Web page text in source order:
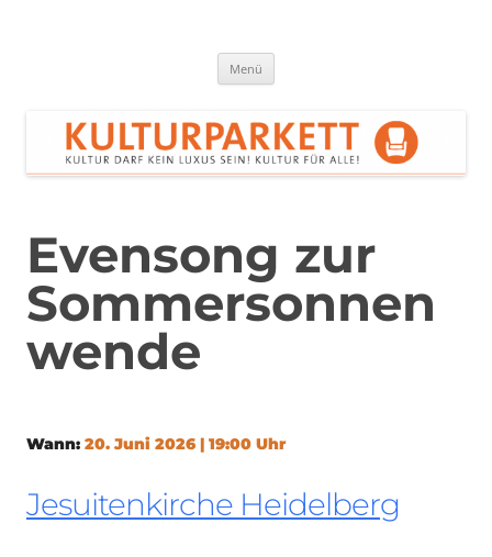
Menü
Evensong zur
Sommersonnen
wende
Wann: 20. Juni 2026 | 19:00 Uhr
Jesuitenkirche Heidelberg